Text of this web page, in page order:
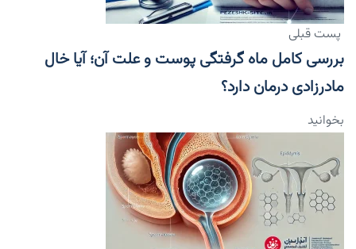
پست قبلی
بررسی کامل ماه گرفتگی پوست و علت آن؛ آیا خال
مادرزادی درمان دارد؟
بخوانید